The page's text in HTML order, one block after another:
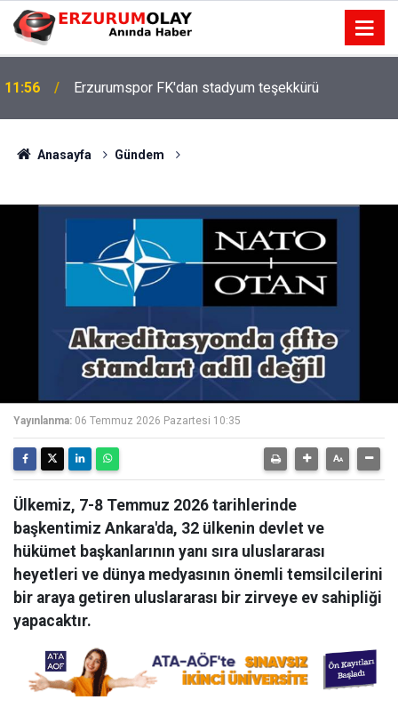
11:56 Erzurumspor FK'dan stadyum teşekkürü
Anasayfa Gündem
Yayınlanma: 06 Temmuz 2026 Pazartesi 10:35
Ülkemiz, 7-8 Temmuz 2026 tarihlerinde
başkentimiz Ankara'da, 32 ülkenin devlet ve
hükümet başkanlarının yanı sıra uluslararası
heyetleri ve dünya medyasının önemli temsilcilerini
bir araya getiren uluslararası bir zirveye ev sahipliği
yapacaktır.